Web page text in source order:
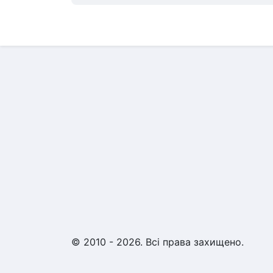
© 2010 - 2026. Всі права захищено.